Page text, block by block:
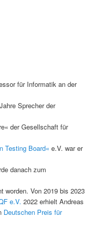
für Informatik an der
Sprecher der
der Gesellschaft für
Testing Board« e.V. war er
danach zum
worden. Von 2019 bis 2023
e.V. 2022 erhielt Andreas
Deutschen Preis für